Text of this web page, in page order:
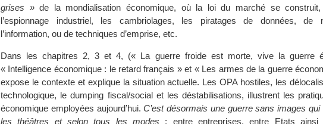
grises »de la mondialisation économique, où la loi du marché se
l’espionnage industriel, les cambriolages, les piratages de données, de
l’information, ou de techniques d’emprise, etc.
Dans les chapitres 2, 3 et 4, (« La guerre froide est morte, vive la guerre
« Intelligence économique : le retard français » et « Les armes de la guerre
expose le contexte et explique la situation actuelle. Les OPA hostiles, les
technologique, le dumping fiscal/social et les déstabilisations, illustrent les
économique employées aujourd’hui.C’est désormais une guerre sans images
les théâtres et selon tous les modes : entre entreprises, entre Etats ainsi